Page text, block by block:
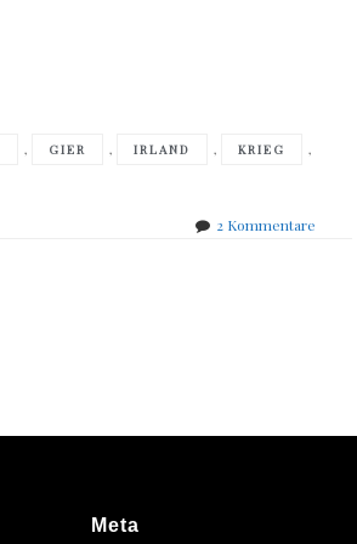
, GIER , IRLAND , KRIEG ,
2 Kommentarezu
Meta